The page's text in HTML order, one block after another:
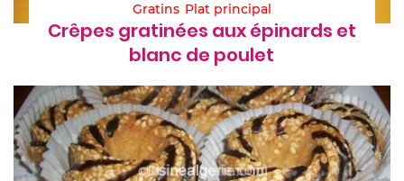
Gratins Plat principal
Crêpes gratinées aux épinards et
blanc de poulet